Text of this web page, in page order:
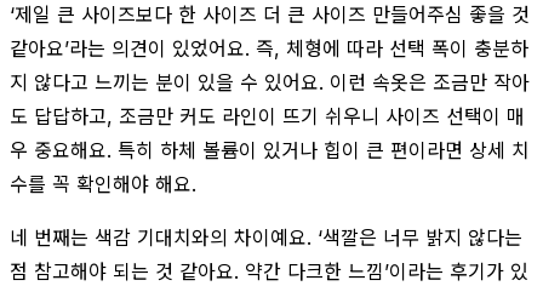
‘제일 큰 사이즈보다 한 사이즈 더 큰 사이즈 만들어주심 좋을 것
같아요’라는 의견이 있었어요. 즉, 체형에 따라 선택 폭이 충분하
지 않다고 느끼는 분이 있을 수 있어요. 이런 속옷은 조금만 작아
도 답답하고, 조금만 커도 라인이 뜨기 쉬우니 사이즈 선택이 매
우 중요해요. 특히 하체 볼륨이 있거나 힙이 큰 편이라면 상세 치
수를 꼭 확인해야 해요.
네 번째는 색감 기대치와의 차이예요. ‘색깔은 너무 밝지 않다는
점 참고해야 되는 것 같아요. 약간 다크한 느낌’이라는 후기가 있